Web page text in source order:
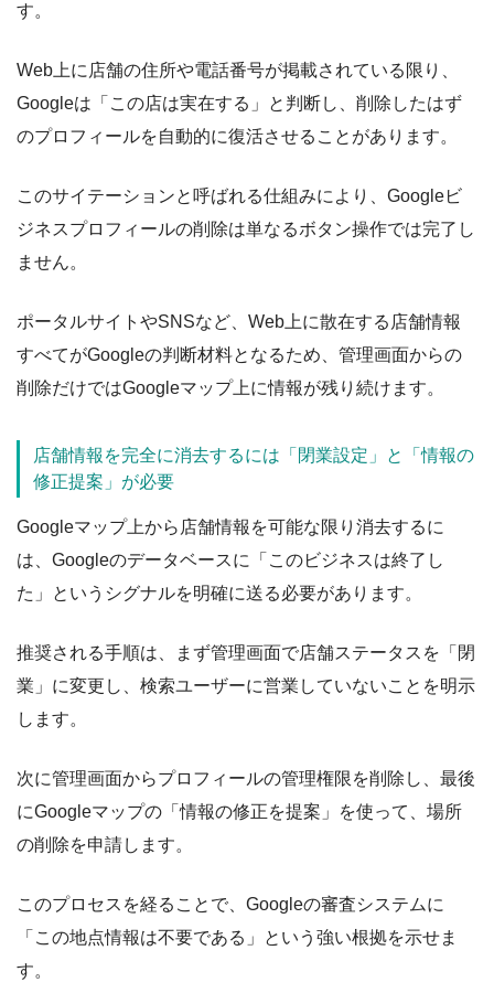
す。
Web上に店舗の住所や電話番号が掲載されている限り、
Googleは「この店は実在する」と判断し、削除したはず
のプロフィールを自動的に復活させることがあります。
このサイテーションと呼ばれる仕組みにより、Googleビ
ジネスプロフィールの削除は単なるボタン操作では完了し
ません。
ポータルサイトやSNSなど、Web上に散在する店舗情報
すべてがGoogleの判断材料となるため、管理画面からの
削除だけではGoogleマップ上に情報が残り続けます。
店舗情報を完全に消去するには「閉業設定」と「情報の
修正提案」が必要
Googleマップ上から店舗情報を可能な限り消去するに
は、Googleのデータベースに「このビジネスは終了し
た」というシグナルを明確に送る必要があります。
推奨される手順は、まず管理画面で店舗ステータスを「閉
業」に変更し、検索ユーザーに営業していないことを明示
します。
次に管理画面からプロフィールの管理権限を削除し、最後
にGoogleマップの「情報の修正を提案」を使って、場所
の削除を申請します。
このプロセスを経ることで、Googleの審査システムに
「この地点情報は不要である」という強い根拠を示せま
す。